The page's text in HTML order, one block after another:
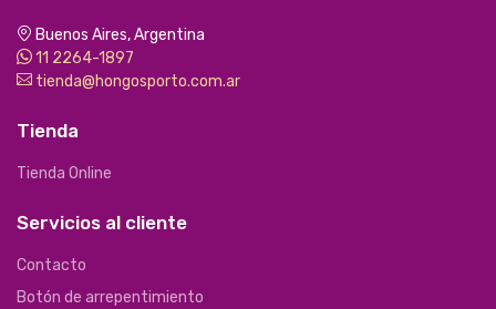
Buenos Aires, Argentina
11 2264-1897
tienda@hongosporto.com.ar
Tienda
Tienda Online
Servicios al cliente
Contacto
Botón de arrepentimiento